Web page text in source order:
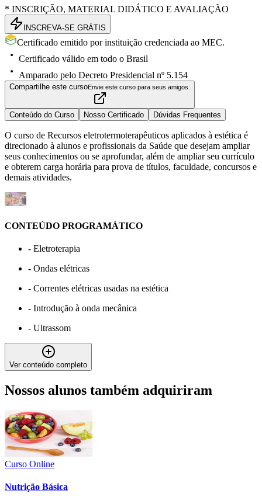
* INSCRIÇÃO, MATERIAL DIDÁTICO E AVALIAÇÃO
INSCREVA-SE GRÁTIS
Certificado emitido por instituição credenciada ao MEC.
Certificado válido em todo o Brasil
Amparado pelo Decreto Presidencial nº 5.154
Compartilhe este cursoEnvie este curso para seus amigos.
Conteúdo do Curso Nosso Certificado Dúvidas Frequentes
O curso de Recursos eletrotermoterapêuticos aplicados à estética é
direcionado à alunos e profissionais da Saúde que desejam ampliar
seus conhecimentos ou se aprofundar, além de ampliar seu currículo
e obterem carga horária para prova de títulos, faculdade, concursos e
demais atividades.
CONTEÚDO PROGRAMÁTICO
- Eletroterapia
- Ondas elétricas
- Correntes elétricas usadas na estética
- Introdução à onda mecânica
- Ultrassom
Ver conteúdo completo
Nossos alunos também adquiriram
Curso Online
Nutrição Básica